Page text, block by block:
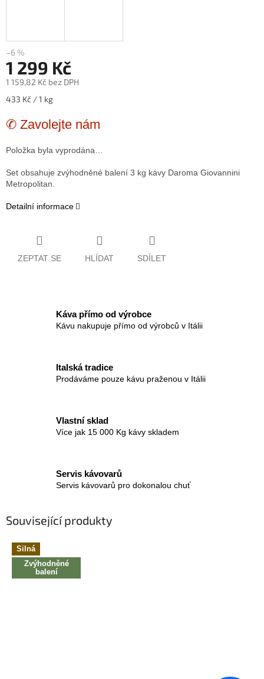
–6 %
1 299 Kč
1 159,82 Kč bez DPH
Měrná
433 Kč / 1 kg
✆ Zavolejte nám
Položka byla vyprodána…
Set obsahuje zvýhodněné balení 3 kg kávy Daroma Giovannini
Metropolitan.
Detailní informace
ZEPTAT SE HLÍDAT SDÍLET
Káva přímo od výrobce
Kávu nakupuje přímo od výrobců v Itálii
Italská tradice
Prodáváme pouze kávu praženou v Itálii
Vlastní sklad
Více jak 15 000 Kg kávy skladem
Servis kávovarů
Servis kávovarů pro dokonalou chuť
Související produkty
Silná
Zvýhodněné
balení